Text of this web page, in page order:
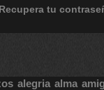
Recupera tu
alegria alma